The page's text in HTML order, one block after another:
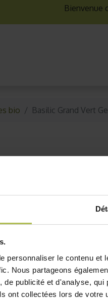
personnaliser le contenu
Nous partageons
de publicité et d'analyse,
ont collectées lors de votre
Bienvenue
bio Basilic Grand Vert